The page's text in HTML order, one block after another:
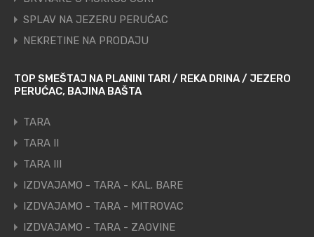
SPLAV NA JEZERU PERUĆAC
NEKRETINE NA PRODAJU
TOP SMEŠTAJ NA PLANINI TARI / REKA DRINA / JEZERO
PERUĆAC, BAJINA BAŠTA
TARA
TARA II
TARA III
IZDVAJAMO - TARA - KAL. BARE
IZDVAJAMO - TARA - MITROVAC
IZDVAJAMO - TARA - ZAOVINE